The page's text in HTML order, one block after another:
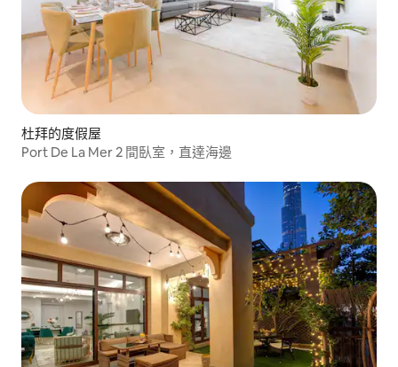
杜拜的度假屋
Port De La Mer 2 間臥室，直達海邊